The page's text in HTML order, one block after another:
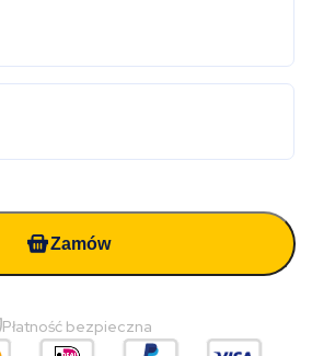
Zamów
Płatność bezpieczna